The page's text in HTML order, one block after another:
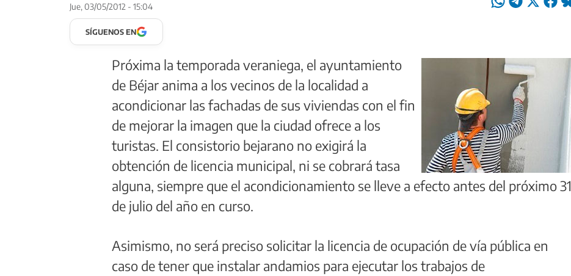
Jue, 03/05/2012 - 15:04
SÍGUENOS EN
Próxima la temporada veraniega, el ayuntamiento
de Béjar anima a los vecinos de la localidad a
acondicionar las fachadas de sus viviendas con el fin
de mejorar la imagen que la ciudad ofrece a los
turistas. El consistorio bejarano no exigirá la
obtención de licencia municipal, ni se cobrará tasa
alguna, siempre que el acondicionamiento se lleve a efecto antes del próximo 31
de julio del año en curso.
Asimismo, no será preciso solicitar la licencia de ocupación de vía pública en
caso de tener que instalar andamios para ejecutar los trabajos de